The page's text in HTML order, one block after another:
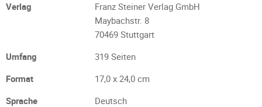
Verlag
Franz Steiner Verlag GmbH
Maybachstr. 8
70469 Stuttgart
Umfang
319 Seiten
Format
17,0 x 24,0 cm
Sprache
Deutsch